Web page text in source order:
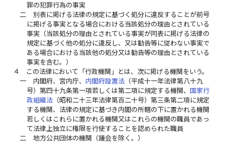
罪の犯罪行為の事実
二
別表に掲げる法律の規定に基づく処分に違反することが前号
に掲げる事実となる場合における当該処分の理由とされている
事実（当該処分の理由とされている事実が同表に掲げる法律の
規定に基づく他の処分に違反し、又は勧告等に従わない事実で
ある場合における当該他の処分又は勧告等の理由とされている
事実を含む。）
４
この法律において「行政機関」とは、次に掲げる機関をいう。
一
内閣府、宮内庁、 内閣府設置法（平成十一年法律第八十九
号）第四十九条第一項若しくは第二項に規定する機関、 国家行
政組織法（昭和二十三年法律第百二十号）第三条第二項に規定
する機関、法律の規定に基づき内閣の所轄の下に置かれる機関
若しくはこれらに置かれる機関又はこれらの機関の職員であっ
て法律上独立に権限を行使することを認められた職員
二
地方公共団体の機関（議会を除く。）